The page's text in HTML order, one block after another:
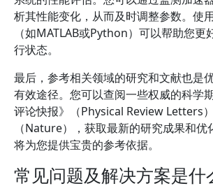
析其性能变化，从而及时调整参数。使
（如MATLAB或Python）可以帮助您更
行状态。
最后，参考相关领域的研究和文献也是
有效途径。您可以查阅一些权威的科学
评论快报》（Physical Review Letters）
（Nature），获取最新的研究成果和优
将为您提供宝贵的参考依据。
常见问题及解决方案是什